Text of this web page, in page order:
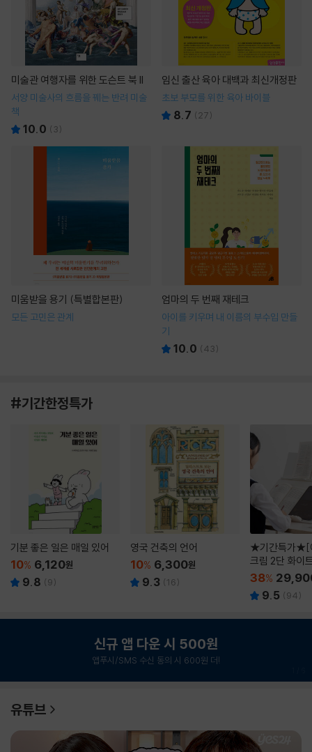
미술관 여행자를 위한 도슨트 북 II
서양 미술사의 흐름을 꿰는 반려 미술
책
10.0 ( 3)
임신 출산 육아 대백과 최신개정판
초보 부모를 위한 육아 바이블
8.7 ( 27)
미움받을 용기 (특별합본판)
모든 고민은 관계
엄마의 두 번째 재테크
아이를 키우며 내 이름의 부수입 만들
기
10.0 (43)
#기간한정특가
기분 좋은 일은 매일 있어
10% 6,120원
9.8 (9)
영국 건축의 언어
10% 6,300원
9.3 (16)
★기간특가★[
크림 2단 화이
38%
9.5 (94)
신규 앱 다운 시 500원
앱푸시/SMS 수신 동의 시 600원 더!
유튜브